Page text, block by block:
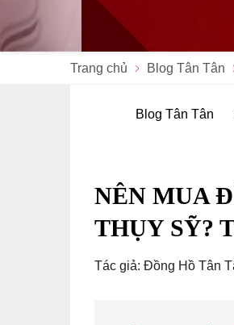
Trang chủ Blog Tân Tân
Blog Tân Tân
NÊN MUA
THỤY SỸ?
Tác giả: Đồng Hồ Tân